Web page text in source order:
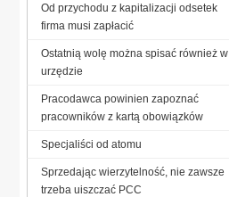
Od przychodu z kapitalizacji odsetek
firma musi zapłacić
Ostatnią wolę można spisać również w
urzędzie
Pracodawca powinien zapoznać
pracowników z kartą obowiązków
Specjaliści od atomu
Sprzedając wierzytelność, nie zawsze
trzeba uiszczać PCC